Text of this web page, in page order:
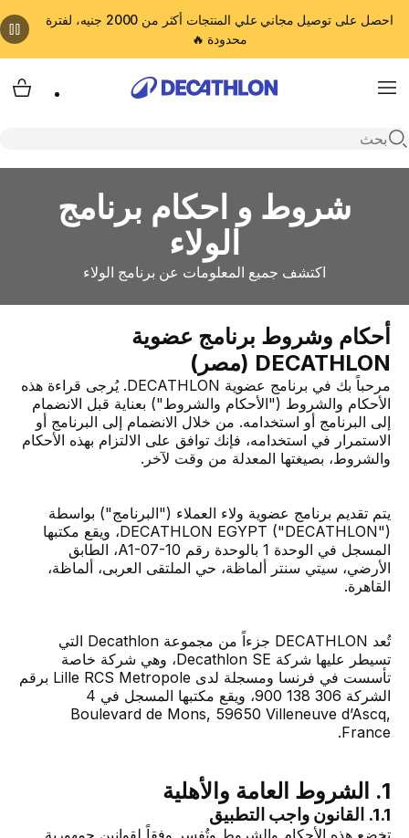
احصل على توصيل مجاني علي المنتجات أكثر من 2000 جنيه، لفترة
محدودة 🔥
Menu
Open search
شروط و احكام برنامج
الولاء
اكتشف جميع المعلومات عن برنامج الولاء
أحكام وشروط برنامج عضوية
DECATHLON (مصر)
مرحباً بك في برنامج عضوية DECATHLON. يُرجى قراءة هذه
الأحكام والشروط ("الأحكام والشروط") بعناية قبل الانضمام
إلى البرنامج أو استخدامه. من خلال الانضمام إلى البرنامج أو
الاستمرار في استخدامه، فإنك توافق على الالتزام بهذه الأحكام
والشروط، بصيغتها المعدلة من وقت لآخر.
يتم تقديم برنامج عضوية ولاء العملاء ("البرنامج") بواسطة
DECATHLON EGYPT ("DECATHLON")، ويقع مكتبها
المسجل في الوحدة 1 بالوحدة رقم A1-07-10، الطابق
الأرضي، سيتي سنتر ألماظة، حي الملتقى العربى، ألماظة،
القاهرة.
تُعد DECATHLON جزءاً من مجموعة Decathlon التي
تسيطر عليها شركة Decathlon SE، وهي شركة خاصة
تأسست في فرنسا ومسجلة لدى Lille RCS Metropole برقم
الشركة 306 138 900، ويقع مكتبها المسجل في 4
Boulevard de Mons, 59650 Villeneuve d’Ascq,
France.
1. الشروط العامة والأهلية
1.1. القانون واجب التطبيق
تخضع هذه الأحكام والشروط وتُفسر وفقاً لقوانين جمهورية